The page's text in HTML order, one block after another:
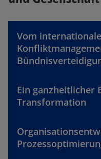
Vom
Ein ganzheitlicher
Transformation